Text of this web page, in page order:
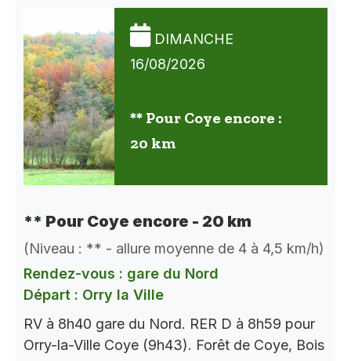
DIMANCHE
16/08/2026
** Pour Coye encore :
20 km
** Pour Coye encore - 20 km
(Niveau : ** - allure moyenne de 4 à 4,5 km/h)
Rendez-vous : gare du Nord
Départ : Orry la Ville
RV à 8h40 gare du Nord. RER D à 8h59 pour
Orry-la-Ville Coye (9h43). Forêt de Coye, Bois